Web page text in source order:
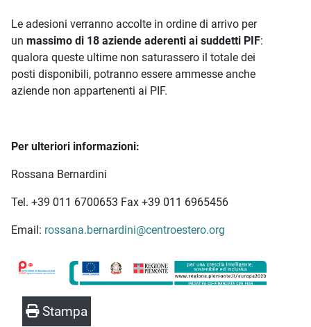
Le adesioni verranno accolte in ordine di arrivo per
un massimo di 18 aziende aderenti ai suddetti PIF:
qualora queste ultime non saturassero il totale dei
posti disponibili, potranno essere ammesse anche
aziende non appartenenti ai PIF.
Per ulteriori informazioni:
Rossana Bernardini
Tel. +39 011 6700653 Fax +39 011 6965456
Email: rossana.bernardini@centroestero.org
Stampa